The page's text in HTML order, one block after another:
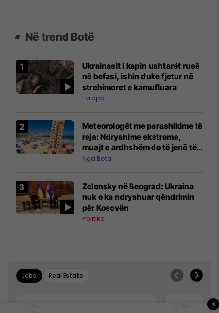
Në trend Botë
Ukrainasit i kapin ushtarët rusë
në befasi, ishin duke fjetur në
strehimoret e kamufluara
Evropa
Meteorologët me parashikime të
reja: Ndryshime ekstreme,
muajt e ardhshëm do të jenë të
pazakontë
Nga Bota
Zelensky në Beograd: Ukraina
nuk e ka ndryshuar qëndrimin
për Kosovën
Politikë
Jobs Real Estate
×